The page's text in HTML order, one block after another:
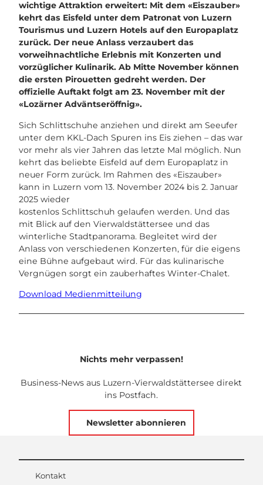
wichtige Attraktion erweitert: Mit dem «Eiszauber»
kehrt das Eisfeld unter dem Patronat von Luzern
Tourismus und Luzern Hotels auf den Europaplatz
zurück. Der neue Anlass verzaubert das
vorweihnachtliche Erlebnis mit Konzerten und
vorzüglicher Kulinarik. Ab Mitte November können
die ersten Pirouetten gedreht werden. Der
offizielle Auftakt folgt am 23. November mit der
«Lozärner Adväntseröffnig».
Sich Schlittschuhe anziehen und direkt am Seeufer
unter dem KKL-Dach Spuren ins Eis ziehen – das war
vor mehr als vier Jahren das letzte Mal möglich. Nun
kehrt das beliebte Eisfeld auf dem Europaplatz in
neuer Form zurück. Im Rahmen des «Eiszauber»
kann in Luzern vom 13. November 2024 bis 2. Januar
2025 wieder
kostenlos Schlittschuh gelaufen werden. Und das
mit Blick auf den Vierwaldstättersee und das
winterliche Stadtpanorama. Begleitet wird der
Anlass von verschiedenen Konzerten, für die eigens
eine Bühne aufgebaut wird. Für das kulinarische
Vergnügen sorgt ein zauberhaftes Winter-Chalet.
Download Medienmitteilung
Nichts mehr verpassen!
Business-News aus Luzern-Vierwaldstättersee direkt
ins Postfach.
Newsletter abonnieren
Kontakt